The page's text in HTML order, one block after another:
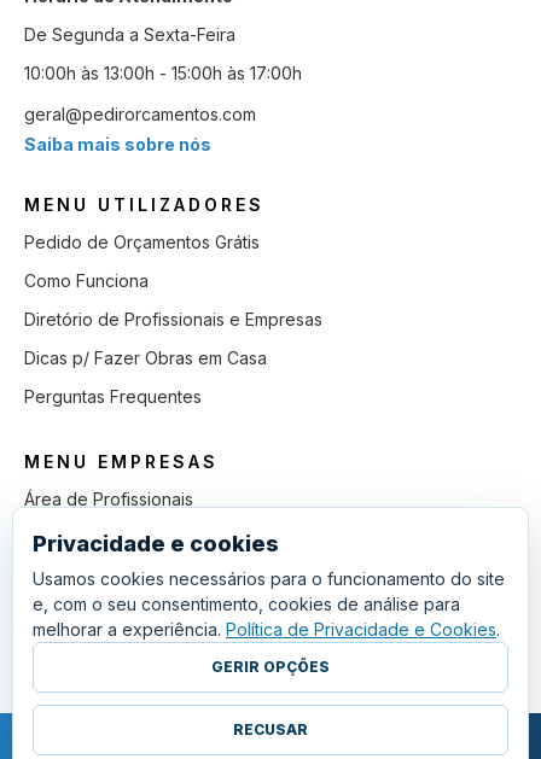
De Segunda a Sexta-Feira
10:00h às 13:00h - 15:00h às 17:00h
geral@pedirorcamentos.com
Saiba mais sobre nós
MENU UTILIZADORES
Pedido de Orçamentos Grátis
Como Funciona
Diretório de Profissionais e Empresas
Dicas p/ Fazer Obras em Casa
Perguntas Frequentes
MENU EMPRESAS
Área de Profissionais
Como Funciona
Lista de Pedidos em Aberto
Como Ganhar mais Obras
Perguntas Frequentes
Privacidade e cookies
Usamos cookies necessários para o funcionamento do site
e, com o seu consentimento, cookies de análise para
melhorar a experiência. Política de Privacidade e Cookies.
GERIR OPÇÕES
RECUSAR